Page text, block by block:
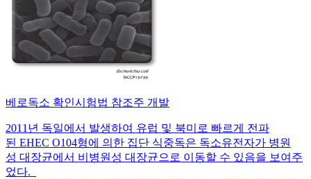
베로독소 확인시험법 참조주 개발
2011년 독일에서 발생하여 유럽 및 북미로 빠르게 전파
된 EHEC O104형에 의한 집단 식중독은 독소유전자가 병원
성 대장균에서 비병원성 대장균으로 이동할 수 있음을 보여주
었다.